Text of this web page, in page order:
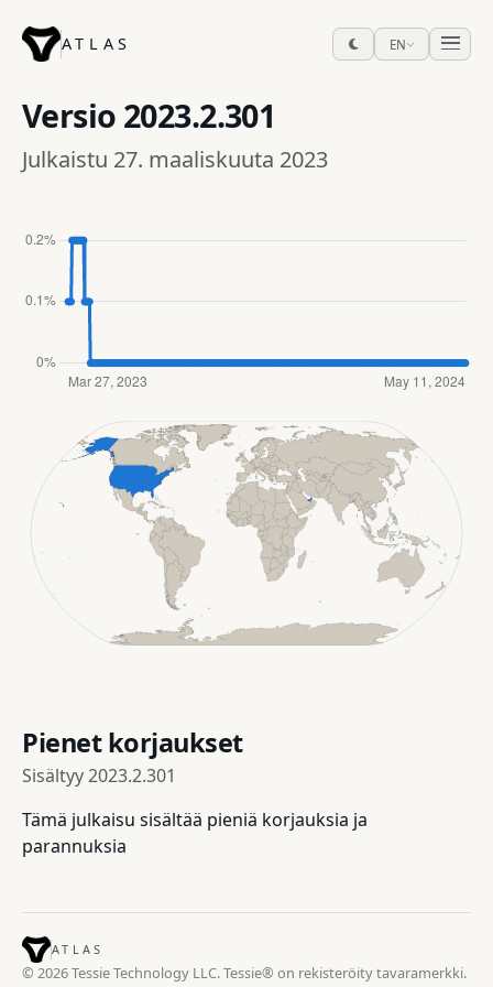
ATLAS EN
Versio 2023.2.301
Julkaistu 27. maaliskuuta 2023
Pienet korjaukset
Sisältyy2023.2.301
Tämä julkaisu sisältää pieniä korjauksia ja
parannuksia
ATLAS
© 2026 Tessie Technology LLC. Tessie® on rekisteröity tavaramerkki.